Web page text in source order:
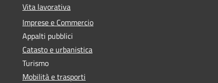
Vita lavorativa
Imprese e Commercio
Appalti pubblici
Catasto e urbanistica
Turismo
Mobilità e trasporti